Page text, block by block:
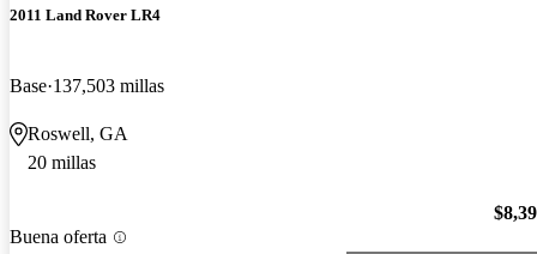
2011 Land Rover LR4
Base 137,503 millas
Roswell, GA
20 millas
Buena oferta